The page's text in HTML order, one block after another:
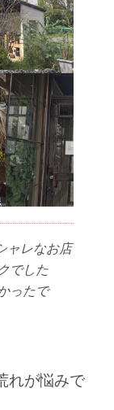
ャレなお店
でした
ったで
れが悩みで